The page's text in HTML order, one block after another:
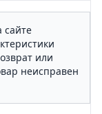
сайте
или
неисправен